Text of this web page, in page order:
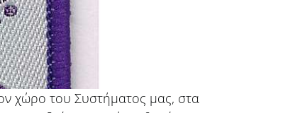
χώρο του Συστήματος μας, στα